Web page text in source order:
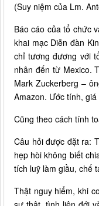
(Suy niệm của Lm.
Báo cáo của tổ chức
khai mạc Diễn đàn
chỉ tương đương với
nhân đến từ Mexico.
Mark Zuckerberg –
Amazon. Ước tính,
Cũng theo cách tính
Câu hỏi được đặt ra:
hẹp hòi không biết
tích luỹ làm giầu, chế
Thật nguy hiểm, khi